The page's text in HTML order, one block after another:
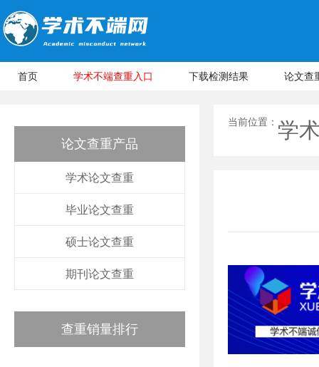
首页 学术不端查重入口 下载检测结果 论文查
论文查重产品
学术论文查重
毕业论文查重
硕士论文查重
期刊论文查重
查重销量排行
当前位置： 学